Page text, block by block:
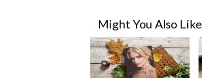
Might You Also Like